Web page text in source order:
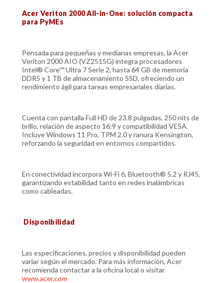
Acer Veriton 2000 All-in-One: solución compacta
para PyMEs
Pensada para pequeñas y medianas empresas, la Acer
Veriton 2000 AIO (VZ2515G) integra procesadores
Intel® Core™ Ultra 7 Serie 2, hasta 64 GB de memoria
DDR5 y 1 TB de almacenamiento SSD, ofreciendo un
rendimiento ágil para tareas empresariales diarias.
Cuenta con pantalla Full HD de 23.8 pulgadas, 250 nits de
brillo, relación de aspecto 16:9 y compatibilidad VESA.
Incluye Windows 11 Pro, TPM 2.0 y ranura Kensington,
reforzando la seguridad en entornos compartidos.
En conectividad incorpora Wi-Fi 6, Bluetooth® 5.2 y RJ45,
garantizando estabilidad tanto en redes inalámbricas
como cableadas.
Disponibilidad
Las especificaciones, precios y disponibilidad pueden
variar según el mercado. Para más información, Acer
recomienda contactar a la oficina local o visitar
www.acer.com